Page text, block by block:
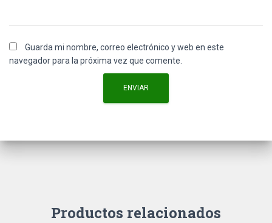
Guarda mi nombre, correo electrónico y web en este
navegador para la próxima vez que comente.
Productos relacionados